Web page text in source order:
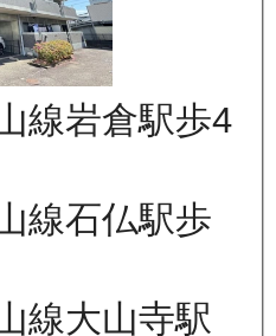
線岩倉駅歩4
線石仏駅歩
線大山寺駅